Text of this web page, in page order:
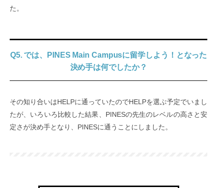
た。
Q5. では、PINES Main Campusに留学しよう！となった
決め手は何でしたか？
その知り合いはHELPに通っていたのでHELPを選ぶ予定でいまし
たが、いろいろ比較した結果、PINESの先生のレベルの高さと安
定さが決め手となり、PINESに通うことにしました。